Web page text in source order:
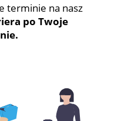
terminie na nasz
po Twoje